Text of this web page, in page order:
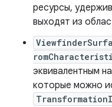
ресурсы,
выходят из
эквивалентным
которые можно